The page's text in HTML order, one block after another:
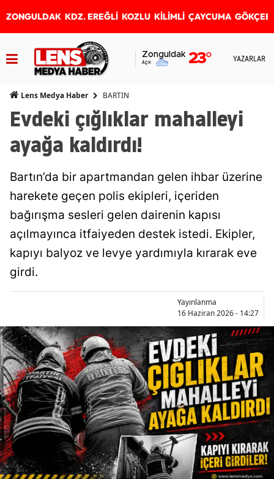
ZONGULDAK KDZ. EREĞLİ KOZLU KİLİMLİ ÇAYCUMA
Zonguldak
Açık 23° YAZARLAR
Lens Medya Haber BARTIN
Evdeki çığlıklar mahalleyi
ayağa kaldırdı!
Bartın’da bir apartmandan gelen ihbar üzerine
harekete geçen polis ekipleri, içeriden
bağırışma sesleri gelen dairenin kapısı
açılmayınca itfaiyeden destek istedi. Ekipler,
kapıyı balyoz ve levye yardımıyla kırarak eve
girdi.
Yayınlanma
16 Haziran 2026 - 14:27